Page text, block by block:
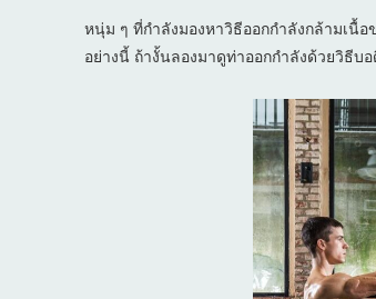
หนุ่ม ๆ ที่กำลังมองหาวิธีออกกำลังกล้ามเนื้
อย่างนี้ ถ้างั้นลองมาดูท่าออกกำลังด้วยวิธีบ